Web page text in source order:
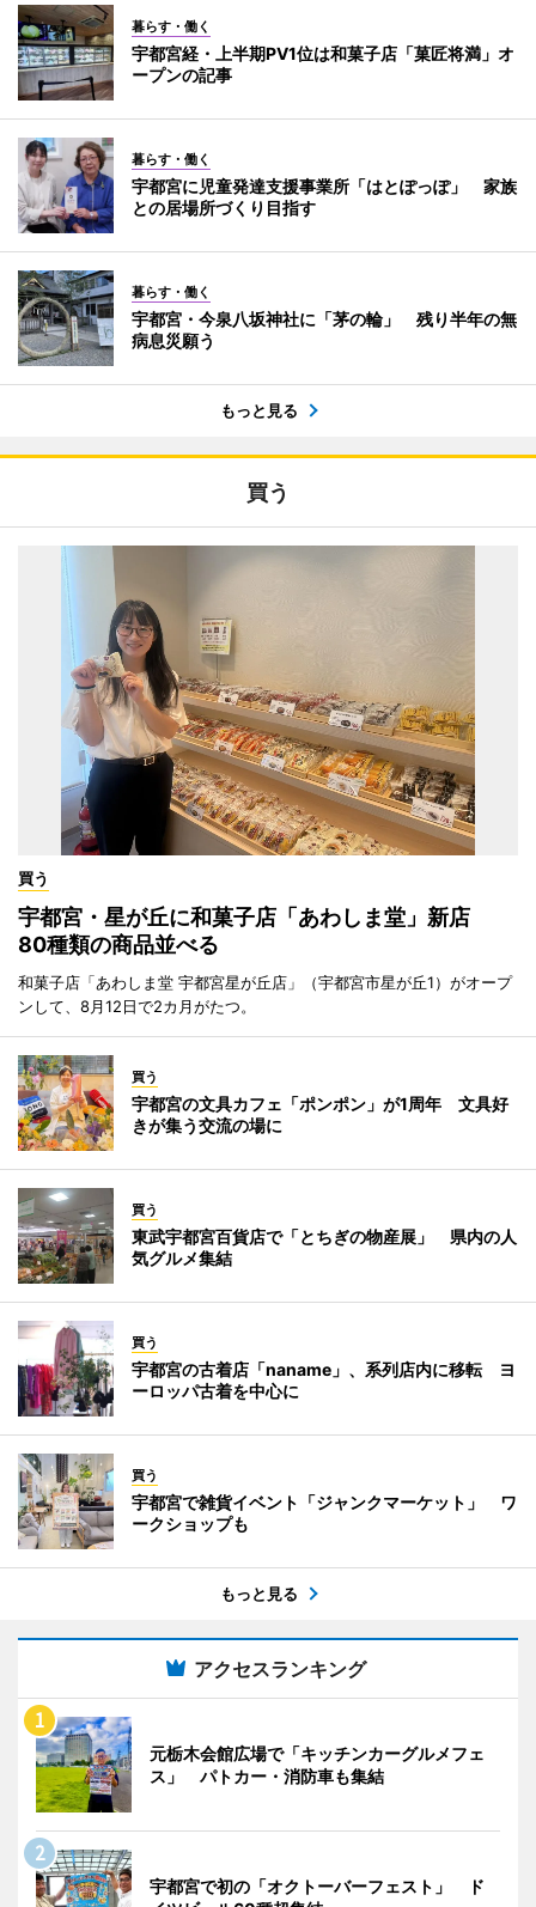
暮らす・働く
宇都宮経・上半期PV1位は和菓子店「菓匠将満」オ
ープンの記事
暮らす・働く
宇都宮に児童発達支援事業所「はとぽっぽ」 家族
との居場所づくり目指す
暮らす・働く
宇都宮・今泉八坂神社に「茅の輪」 残り半年の無
病息災願う
もっと見る
買う
買う
宇都宮・星が丘に和菓子店「あわしま堂」新店
80種類の商品並べる
和菓子店「あわしま堂 宇都宮星が丘店」（宇都宮市星が丘1）がオープ
ンして、8月12日で2カ月がたつ。
買う
宇都宮の文具カフェ「ポンポン」が1周年 文具好
きが集う交流の場に
買う
東武宇都宮百貨店で「とちぎの物産展」 県内の人
気グルメ集結
買う
宇都宮の古着店「naname」、系列店内に移転 ヨ
ーロッパ古着を中心に
買う
宇都宮で雑貨イベント「ジャンクマーケット」 ワ
ークショップも
もっと見る
アクセスランキング
元栃木会館広場で「キッチンカーグルメフェ
ス」 パトカー・消防車も集結
宇都宮で初の「オクトーバーフェスト」 ド